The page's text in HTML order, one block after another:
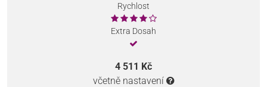
Rychlost
Extra Dosah
4 511 Kč
včetně nastavení